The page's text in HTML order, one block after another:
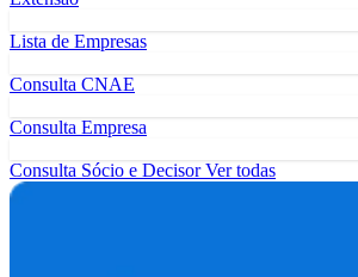
Lista de Empresas
Consulta CNAE
Consulta Empresa
Consulta Sócio e DecisorVer todas